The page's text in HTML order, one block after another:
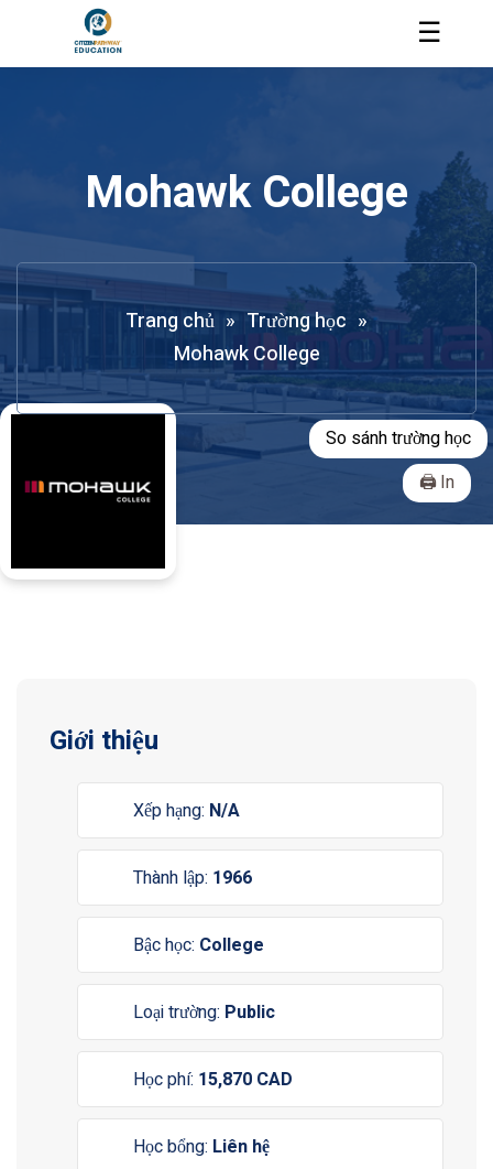
☰
Mohawk College
Trang chủ » Trường học »
Mohawk College
So sánh trường học
In
Giới thiệu
Xếp hạng: N/A
Thành lập: 1966
Bậc học: College
Loại trường: Public
Học phí: 15,870 CAD
Học bổng: Liên hệ